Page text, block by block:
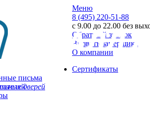
дверей
Меню
8 (495) 220-51-88
с 9.00 до 22.00 без
Обратный звонок
Вызвать замерщика
О компании
Сертификаты
письма